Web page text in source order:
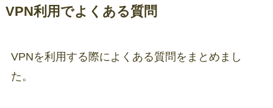
VPN利用でよくある質問
VPNを利用する際によくある質問をまとめまし
た。